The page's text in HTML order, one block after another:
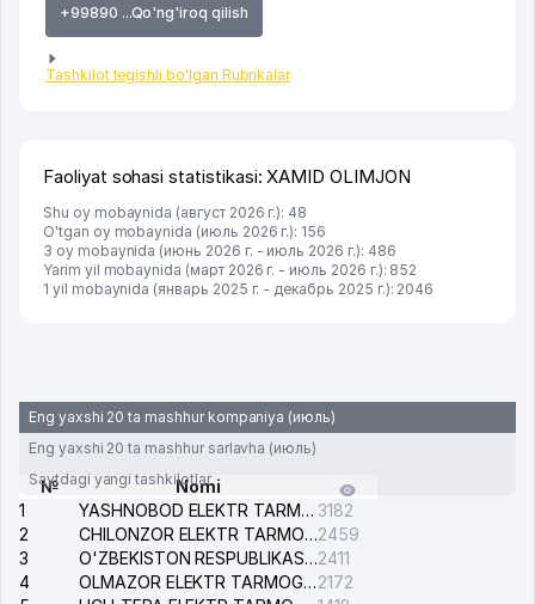
+99890 ...Qo'ng'iroq qilish
Tashkilot tegishli bo'lgan Rubrikalar
Faoliyat sohasi statistikasi: XAMID OLIMJON
Shu oy mobaynida (август 2026 г.): 48
O'tgan oy mobaynida (июль 2026 г.): 156
3 oy mobaynida (июнь 2026 г. - июль 2026 г.): 486
Yarim yil mobaynida (март 2026 г. - июль 2026 г.): 852
1 yil mobaynida (январь 2025 г. - декабрь 2025 г.): 2046
Eng yaxshi 20 ta mashhur kompaniya (июль)
Eng yaxshi 20 ta mashhur sarlavha (июль)
Saytdagi yangi tashkilotlar
№
Nomi
1
YASHNOBOD ELEKTR TARMOG'I NOSOZLIKLARI XIZMATI 3182
2
CHILONZOR ELEKTR TARMOG'I NOSOZLIK XIZMATI2459
3
O'ZBEKISTON RESPUBLIKASI BOSH PROKURATURASI ISHONCH TELEFONI2411
4
OLMAZOR ELEKTR TARMOG'I NOSOZLIKLARI XIZMATI2172